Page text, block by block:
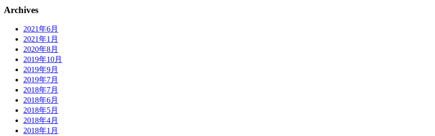
Archives
2021年6月
2021年1月
2020年8月
2019年10月
2019年9月
2019年7月
2018年7月
2018年6月
2018年5月
2018年4月
2018年1月